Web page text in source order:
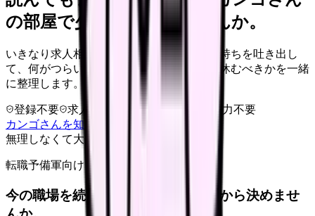
の部屋で少し話してみませんか。
いきなり求人相談には進みません。今の気持ちを吐き出し
て、何がつらいのか、辞めるべきか、少し休むべきかを一緒
に整理します。
登録不要 求人押し売りなし
病院名は入力不要
カンゴさんを知ってから相談する
無理しなくて大丈夫
転職予備軍向け
今の職場を続けるか、条件を比べてから決めませ